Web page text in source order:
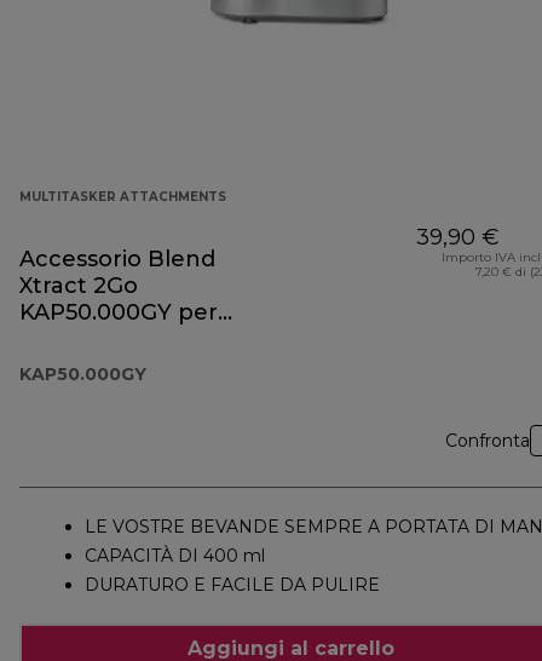
MULTITASKER ATTACHMENTS
Accessorio Blend
Xtract 2Go
KAP50.000GY per
KAP50.000GY
39,90 €
Importo IVA
7,20 € di
Confronta
LE VOSTRE BEVANDE SEMPRE A PORTATA DI
CAPACITÀ DI 400 ml
DURATURO E FACILE DA PULIRE
Aggiungi al carrello